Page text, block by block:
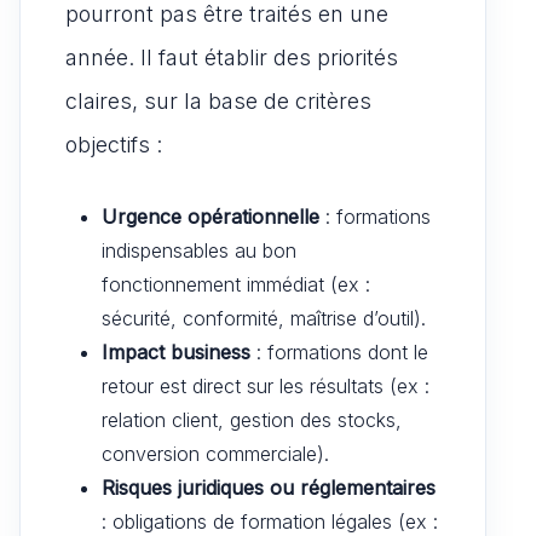
pourront pas être traités en une
année. Il faut établir des priorités
claires, sur la base de critères
objectifs :
Urgence opérationnelle : formations
indispensables au bon
fonctionnement immédiat (ex :
sécurité, conformité, maîtrise d’outil).
Impact business : formations dont le
retour est direct sur les résultats (ex :
relation client, gestion des stocks,
conversion commerciale).
Risques juridiques ou réglementaires
: obligations de formation légales (ex :